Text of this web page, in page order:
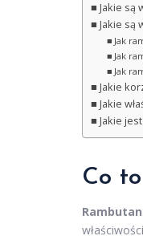
Jakie są
Jakie są
Jak
Jak
Jak
Jakie
Jakie
Jakie
Co
Rambutan